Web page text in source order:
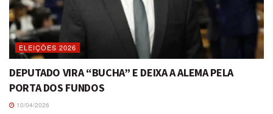
ELEIÇÕES 2026
DEPUTADO VIRA “BUCHA” E DEIXA A ALEMA PELA
PORTA DOS FUNDOS
10/04/2026